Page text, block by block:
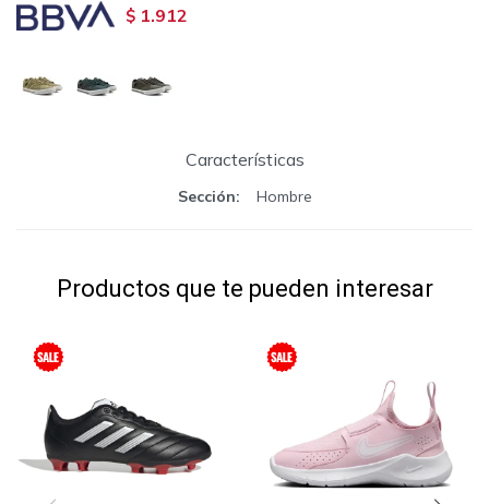
$ 1.912
Características
Sección Hombre
Productos que te pueden interesar